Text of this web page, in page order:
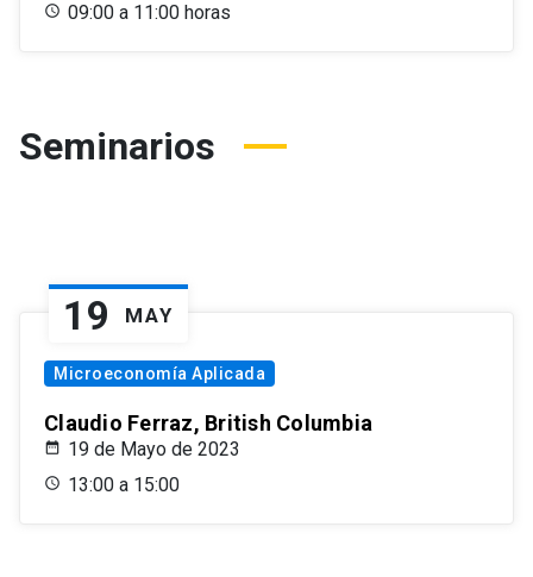
09:00 a 11:00 horas
Seminarios
19 MAY
Microeconomía Aplicada
Claudio Ferraz, British Columbia
19 de Mayo de 2023
13:00 a 15:00